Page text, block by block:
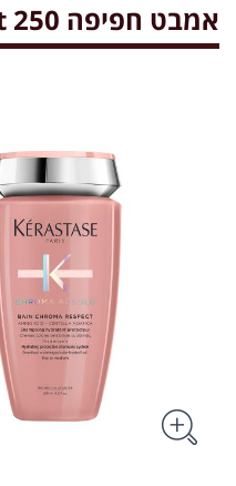
אמבט חפיפה Bain Chroma Respect 250 מ"ל